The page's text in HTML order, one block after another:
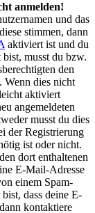
anmelden!
und das
stimmen, dann
aktiviert ist und du
bist, musst du bzw.
den
Wenn dies nicht
aktiviert
angemeldeten
musst du dies
der Registrierung
ist oder nicht.
dort enthaltenen
E-Mail-Adresse
einem Spam-
dass deine E-
kontaktiere